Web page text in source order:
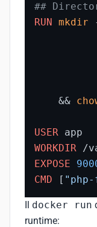
##
RUN mkdir
    &&
USER
WORKDIR /
EXPOSE
CMD [ "php-
Il docker run
runtime: